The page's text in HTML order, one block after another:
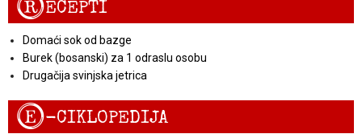
RECEPTI
Domaći sok od bazge
Burek (bosanski) za 1 odraslu osobu
Drugačija svinjska jetrica
E-CIKLOPEDIJA